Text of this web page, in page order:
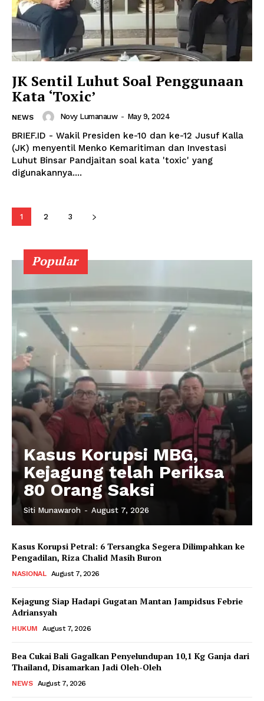
JK Sentil Luhut Soal Penggunaan
Kata ‘Toxic’
NEWS Novy Lumanauw - May 9, 2024
BRIEF.ID - Wakil Presiden ke-10 dan ke-12 Jusuf Kalla
(JK) menyentil Menko Kemaritiman dan Investasi
Luhut Binsar Pandjaitan soal kata 'toxic' yang
digunakannya....
1 2 3
Popular
Kasus Korupsi MBG,
Kejagung telah Periksa
80 Orang Saksi
Siti Munawaroh - August 7, 2026
Kasus Korupsi Petral: 6 Tersangka Segera Dilimpahkan ke
Pengadilan, Riza Chalid Masih Buron
NASIONAL August 7, 2026
Kejagung Siap Hadapi Gugatan Mantan Jampidsus Febrie
Adriansyah
HUKUM August 7, 2026
Bea Cukai Bali Gagalkan Penyelundupan 10,1 Kg Ganja dari
Thailand, Disamarkan Jadi Oleh-Oleh
NEWS August 7, 2026